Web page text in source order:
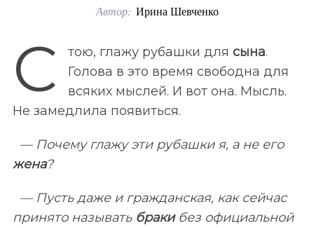
Автор: Ирина Шевченко
С тою, глажу рубашки для сына.
Голова в это время свободна для
всяких мыслей. И вот она. Мысль.
Не замедлила появиться.
— Почему глажу эти рубашки я, а не его
жена?
— Пусть даже и гражданская, как сейчас
принято называть бракибез официальной